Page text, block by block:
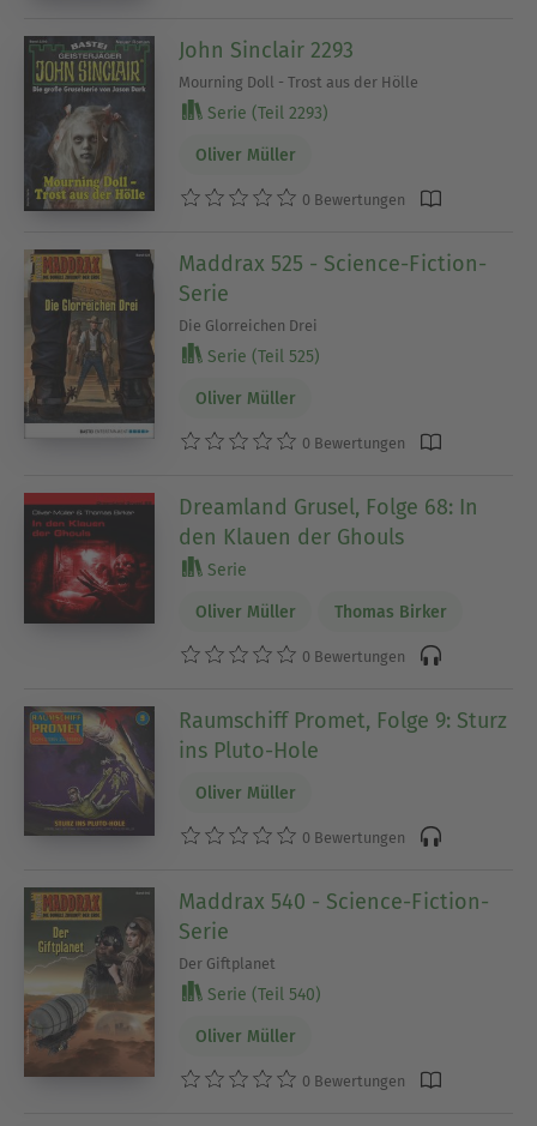
John Sinclair 2293
Mourning Doll - Trost aus der Hölle
Serie (Teil 2293)
Oliver Müller
0 Bewertungen
Maddrax 525 - Science-Fiction-
Serie
Die Glorreichen Drei
Serie (Teil 525)
Oliver Müller
0 Bewertungen
Dreamland Grusel, Folge 68: In
den Klauen der Ghouls
Serie
Oliver Müller Thomas Birker
0 Bewertungen
Raumschiff Promet, Folge 9: Sturz
ins Pluto-Hole
Oliver Müller
0 Bewertungen
Maddrax 540 - Science-Fiction-
Serie
Der Giftplanet
Serie (Teil 540)
Oliver Müller
0 Bewertungen